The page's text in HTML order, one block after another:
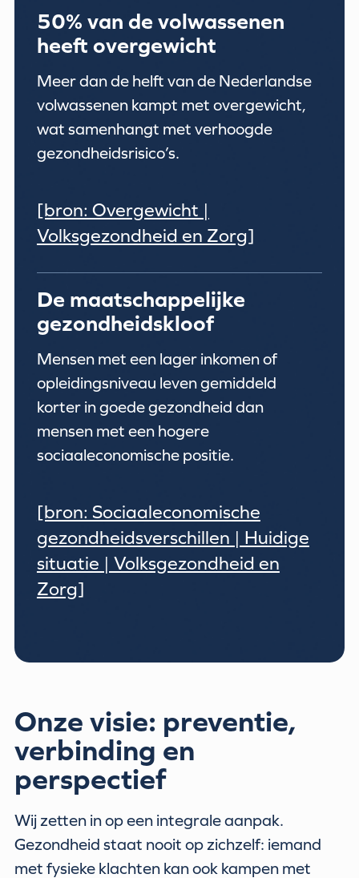
50% van de volwassenen
heeft overgewicht
Meer dan de helft van de Nederlandse
volwassenen kampt met overgewicht,
wat samenhangt met verhoogde
gezondheidsrisico’s.
[bron: Overgewicht |
Volksgezondheid en Zorg]
De maatschappelijke
gezondheidskloof
Mensen met een lager inkomen of
opleidingsniveau leven gemiddeld
korter in goede gezondheid dan
mensen met een hogere
sociaaleconomische positie.
[bron: Sociaaleconomische
gezondheidsverschillen | Huidige
situatie | Volksgezondheid en
Zorg]
Onze visie: preventie,
verbinding en
perspectief
Wij zetten in op een integrale aanpak.
Gezondheid staat nooit op zichzelf: iemand
met fysieke klachten kan ook kampen met